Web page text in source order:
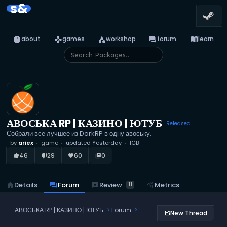
s&
infoabout gamesgames categoryworkshop forumforum menu_booklearn
АВОСЬКА RP | КАЗИНО | ЮТУБ Released
Собрали все лучшее из DarkRP в одну авоську.
by ariex game updated Yesterday 1GB
thumb_up_alt46 thumb_down_alt29 favorite60 library_books0
home Details forumForum reviewsReview 11 query_stats Metrics
АВОСЬКА RP | КАЗИНО | ЮТУБ Forum post_addNew Thread